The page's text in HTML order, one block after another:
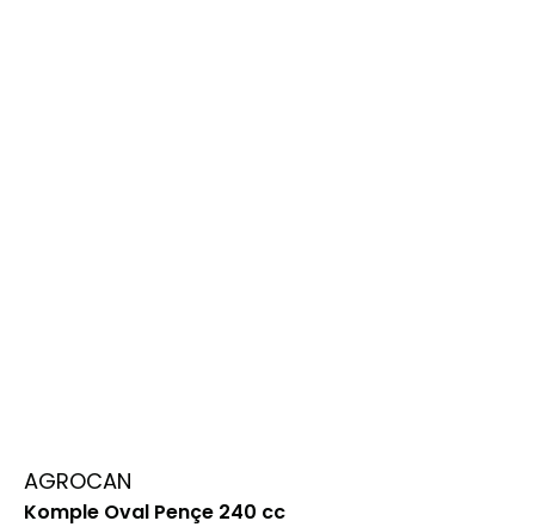
AGROCAN
Komple Oval Pençe 240 cc